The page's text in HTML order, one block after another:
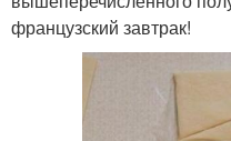
французский завтрак!